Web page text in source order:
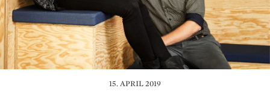
15. APRIL 2019